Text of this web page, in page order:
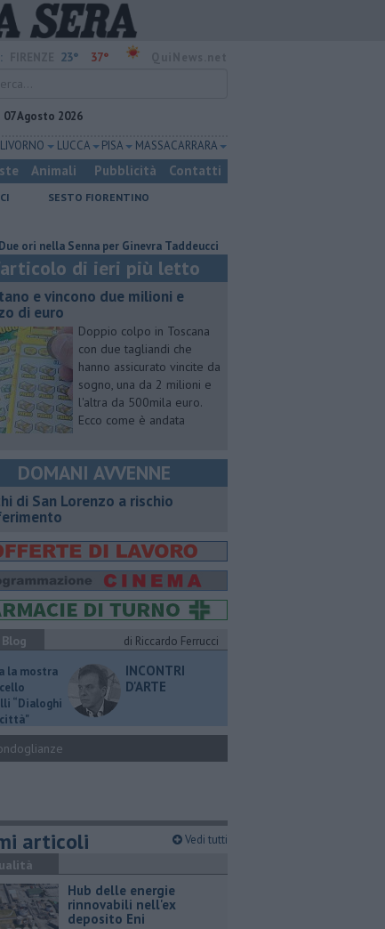
23° 37°
07 Agosto 2026
LIVORNO LUCCA PISA MASSA CARRARA
Animali Pubblicità Contatti
SESTO FIORENTINO
Senna per Ginevra Taddeucci Hub delle energie rinnovabili
di ieri più letto
e vincono due milioni e
di euro
Doppio colpo in Toscana
con due tagliandi che
hanno assicurato vincite da
sogno, una da 2 milioni e
l'altra da 500mila euro.
Ecco come è andata
DOMANI AVVENNE
di San Lorenzo a rischio
di Riccardo Ferrucci
la mostra
“Dialoghi
INCONTRI
D'ARTE
articoli Vedi tutti
Hub delle energie
rinnovabili nell'ex
deposito Eni